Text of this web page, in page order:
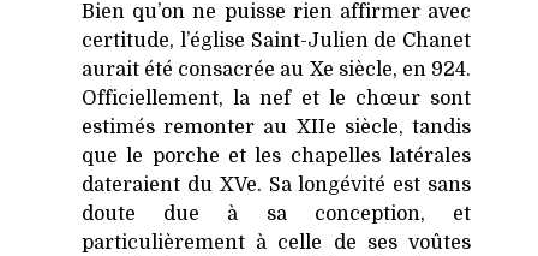
Bien qu’on ne puisse rien affirmer avec
certitude, l’église Saint-Julien de Chanet
aurait été consacrée au Xe siècle, en 924.
Officiellement, la nef et le chœur sont
estimés remonter au XIIe siècle, tandis
que le porche et les chapelles latérales
dateraient du XVe. Sa longévité est sans
doute due à sa conception, et
particulièrement à celle de ses voûtes